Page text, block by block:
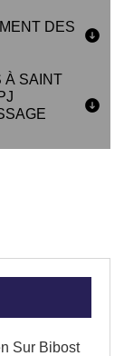
DES
À SAINT
Sur Bibost